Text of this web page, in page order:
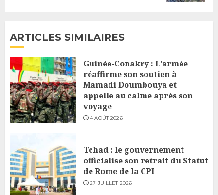
ARTICLES SIMILAIRES
Guinée-Conakry : L’armée
réaffirme son soutien à
Mamadi Doumbouya et
appelle au calme après son
voyage
4 AOÛT 2026
Tchad : le gouvernement
officialise son retrait du Statut
de Rome de la CPI
27 JUILLET 2026